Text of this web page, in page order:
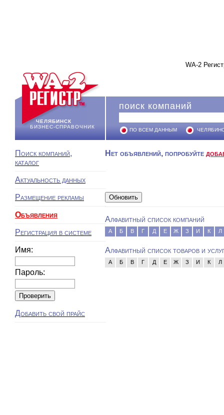
WA-2
ЧЕЛЯБИНСК
БИЗНЕС-СПРАВОЧНИК
поиск компаний
ПО ВСЕМ ДАННЫМ
Поиск компаний,
каталог
Актуальность данных
Размещение рекламы
Объявления
Регистрация в системе
Имя:
Пароль:
Добавить свой прайс
Нет объявлений, попробуйте
Алфавитный список компаний
А Б В Г Д Е Ж З И К Л
Алфавитный список товаров и
А Б В Г Д Е Ж З И К Л